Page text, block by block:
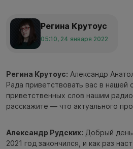
Регина Крутоус
05:10, 24 января 2022
Регина Крутоус: Александр
Рада приветствовать вас в нашей
приветственных слов нашим
расскажите — что актуального
Александр Рудских: Добрый
2021 год закончился, и как раз